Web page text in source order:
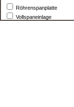
Röhrenspanplatte
Vollspaneinlage